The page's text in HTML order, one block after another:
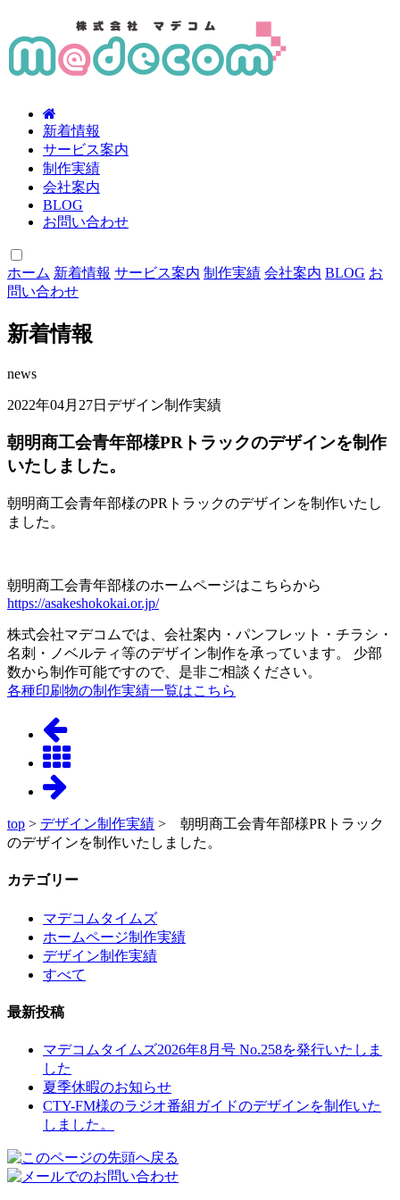
新着情報
サービス案内
制作実績
会社案内
BLOG
お問い合わせ
ホーム 新着情報 サービス案内 制作実績 会社案内 BLOG お
問い合わせ
新着情報
news
2022年04月27日 デザイン制作実績
朝明商工会青年部様PRトラックのデザインを制作
いたしました。
朝明商工会青年部様のPRトラックのデザインを制作いたし
ました。
朝明商工会青年部様のホームページはこちらから
https://asakeshokokai.or.jp/
株式会社マデコムでは、会社案内・パンフレット・チラシ・
名刺・ノベルティ等のデザイン制作を承っています。 少部
数から制作可能ですので、是非ご相談ください。
各種印刷物の制作実績一覧はこちら
top > デザイン制作実績 > 朝明商工会青年部様PRトラック
のデザインを制作いたしました。
カテゴリー
マデコムタイムズ
ホームページ制作実績
デザイン制作実績
すべて
最新投稿
マデコムタイムズ2026年8月号 No.258を発行いたしま
した
夏季休暇のお知らせ
CTY-FM様のラジオ番組ガイドのデザインを制作いた
しました。